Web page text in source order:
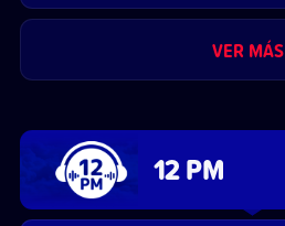
VER MÁS
12 PM